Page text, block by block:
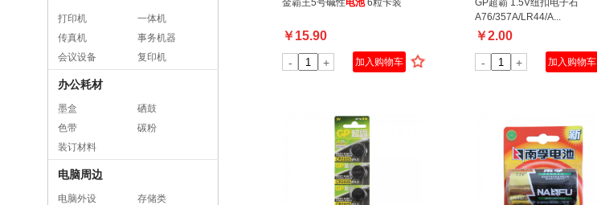
打印机
一体机
传真机
事务机器
会议设备
复印机
办公耗材
墨盒
硒鼓
色带
碳粉
装订材料
电脑周边
电脑外设
存储类
金霸王5号碱性电池6粒卡装
￥15.90
- + 加入购物车
GP超霸 1.5V纽扣电子石
A76/357A/LR44/A...
￥2.00
- + 加入购物车